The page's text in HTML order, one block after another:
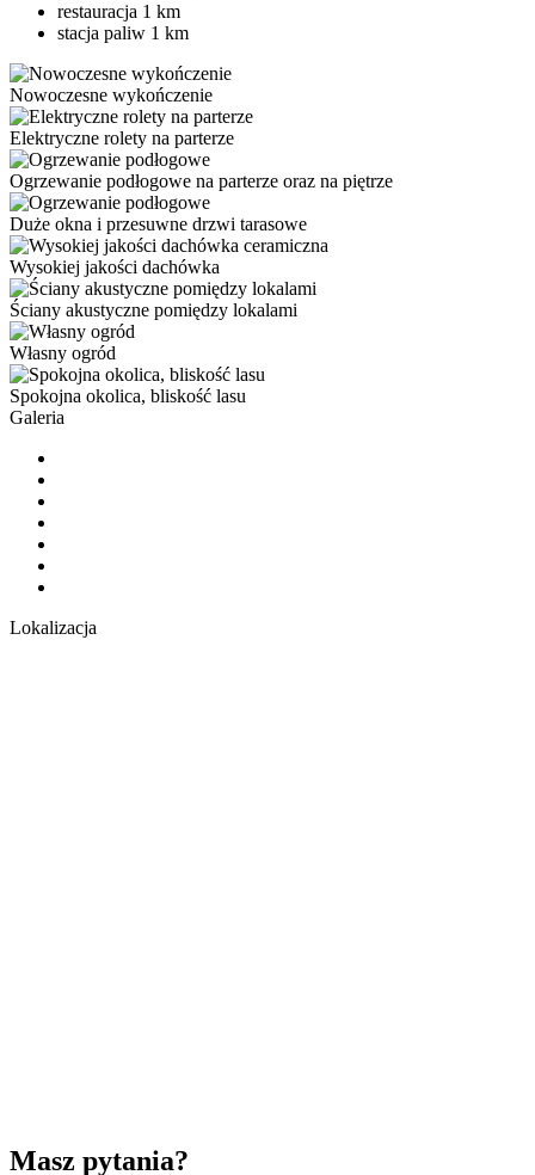
restauracja 1 km
stacja paliw 1 km
Nowoczesne wykończenie
Elektryczne rolety na parterze
Ogrzewanie podłogowe na parterze oraz na piętrze
Duże okna i przesuwne drzwi tarasowe
Wysokiej jakości dachówka
Ściany akustyczne pomiędzy lokalami
Własny ogród
Spokojna okolica, bliskość lasu
Galeria
Lokalizacja
Masz pytania?